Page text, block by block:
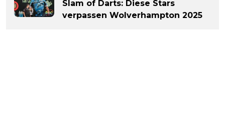
Slam of Darts: Diese Stars
verpassen Wolverhampton 2025